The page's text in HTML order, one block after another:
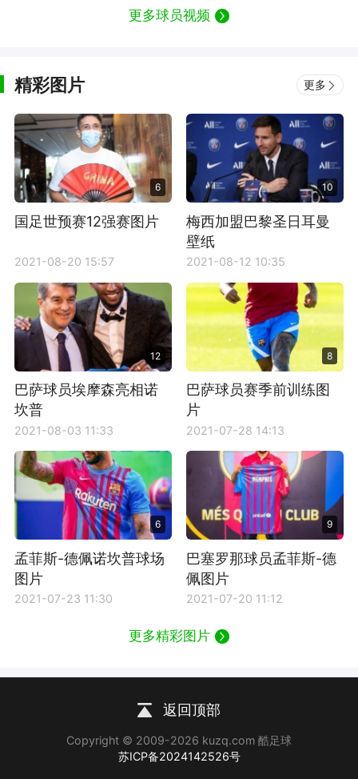
更多球员视频
精彩图片 更多
6
国足世预赛12强赛图片
2021-08-20 15:57
10
梅西加盟巴黎圣日耳曼
壁纸
2021-08-12 10:35
12
巴萨球员埃摩森亮相诺
坎普
2021-08-03 11:33
8
巴萨球员赛季前训练图
片
2021-07-28 14:13
6
孟菲斯-德佩诺坎普球场
图片
2021-07-23 11:30
9
巴塞罗那球员孟菲斯-德
佩图片
2021-07-20 11:12
更多精彩图片
返回顶部
Copyright © 2009-2026 kuzq.com 酷足球
苏ICP备2024142526号